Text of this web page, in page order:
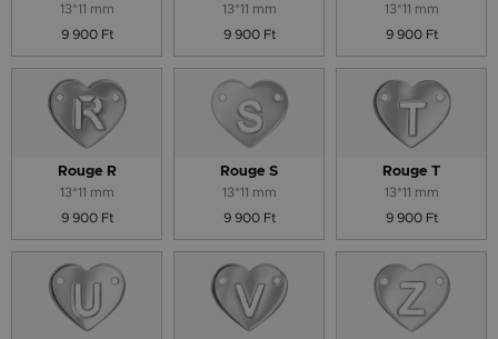
13*11 mm
9 900 Ft
13*11 mm
9 900 Ft
13*11 mm
9 900 Ft
Rouge R
13*11 mm
9 900 Ft
Rouge S
13*11 mm
9 900 Ft
Rouge T
13*11 mm
9 900 Ft